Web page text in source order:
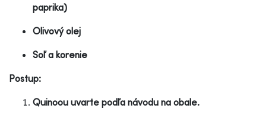
paprika)
Olivový olej
Soľ a korenie
Postup:
Quinoou uvarte podľa návodu na obale.